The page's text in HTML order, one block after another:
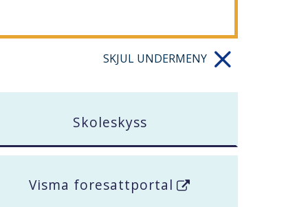
SKJUL UNDERMENY
Skoleskyss
Visma foresattportal